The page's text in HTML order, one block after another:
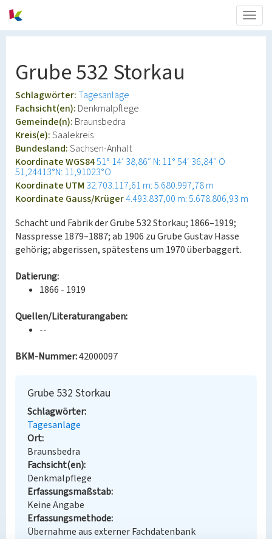
Grube 532 Storkau
Schlagwörter:Tagesanlage
Fachsicht(en): Denkmalpflege
Gemeinde(n): Braunsbedra
Kreis(e):Saalekreis
Bundesland:Sachsen-Anhalt
Koordinate WGS8451° 14′ 38,86″ N: 11° 54′ 36,84″ O
51,24413°N: 11,91023°O
Koordinate UTM 32.703.117,61 m: 5.680.997,78 m
Koordinate Gauss/Krüger4.493.837,00 m: 5.678.806,93 m
Schacht und Fabrik der Grube 532 Storkau; 1866–1919;
Nasspresse 1879–1887; ab 1906 zu Grube Gustav Hasse
gehörig; abgerissen, spätestens um 1970 überbaggert.
Datierung:
1866 - 1919
Quellen/Literaturangaben:
--
BKM-Nummer:42000097
Grube 532 Storkau
Schlagwörter
Tagesanlage
Ort
Braunsbedra
Fachsicht(en)
Denkmalpflege
Erfassungsmaßstab
Keine Angabe
Erfassungsmethode
Übernahme aus externer Fachdatenbank